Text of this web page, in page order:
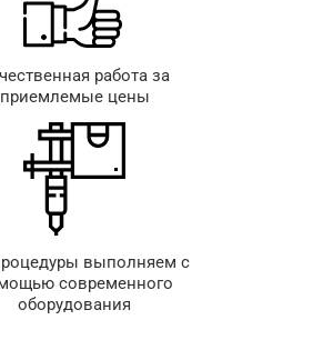
работа за
приемлемые цены
выполняем с
современного
оборудования